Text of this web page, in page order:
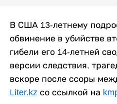
В США 13-летнему
обвинение в убийстве
гибели его 14-летней
версии следствия,
вскоре после ссоры
Liter.kz со ссылкой на